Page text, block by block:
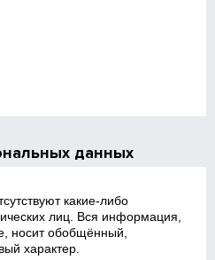
данных
какие‑либо
лиц. Вся информация,
носит обобщённый,
характер.